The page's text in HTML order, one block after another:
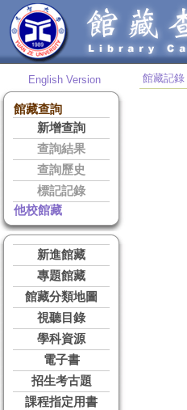
English Version
館藏查詢
新增查詢
查詢結果
查詢歷史
標記記錄
他校館藏
新進館藏
專題館藏
館藏分類地圖
視聽目錄
學科資源
電子書
招生考古題
課程指定用書
館藏記錄